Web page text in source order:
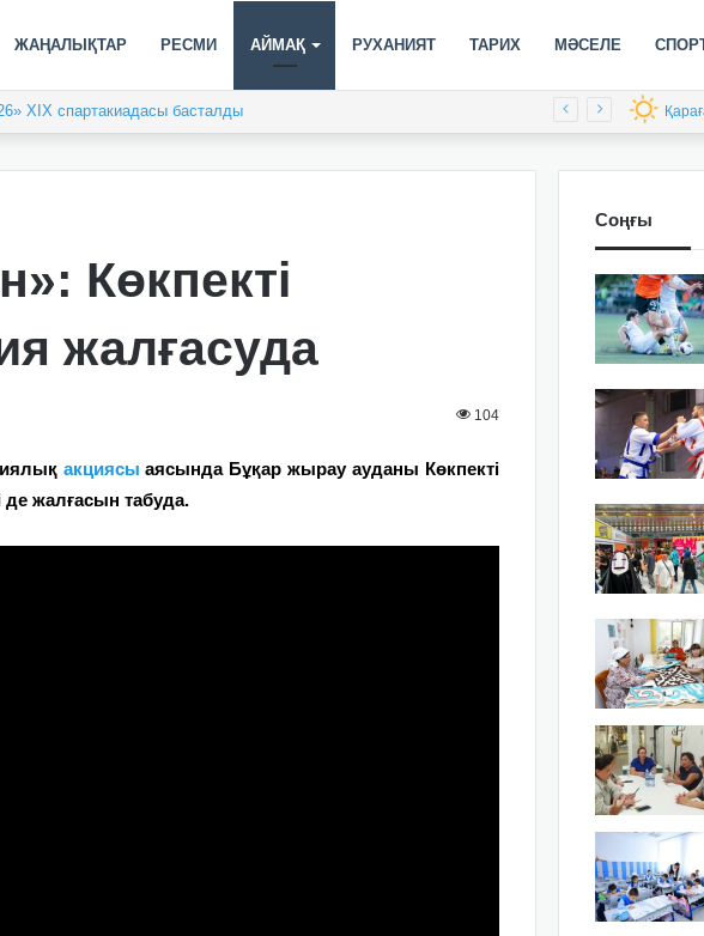
ЖАҢАЛЫҚТАР РЕСМИ АЙМАҚ РУХАНИЯТ ТАРИХ МӘСЕЛЕ
XIX спартакиадасы басталды
Көкпекті
жалғасуда
104
акциясы аясында Бұқар жырау ауданы Көкпекті
жалғасын табуда.
Соңғы